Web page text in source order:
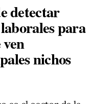
detectar
para
nichos